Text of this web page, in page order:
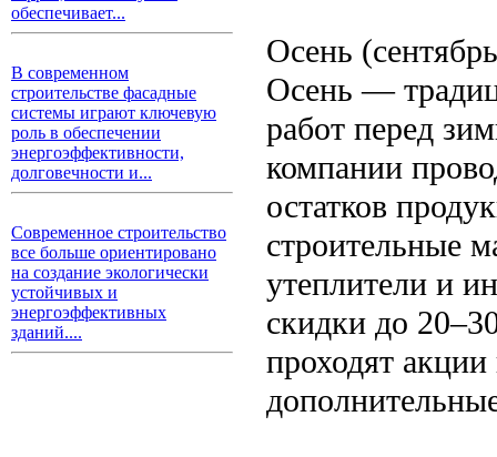
обеспечивает...
В современном
строительстве фасадные
системы играют ключевую
роль в обеспечении
энергоэффективности,
долговечности и...
Современное строительство
все больше ориентировано
на создание экологически
устойчивых и
энергоэффективных
зданий....
Осень
Осень —
работ перед
компании
остатков
строительные
утеплители и
скидки до
проходят